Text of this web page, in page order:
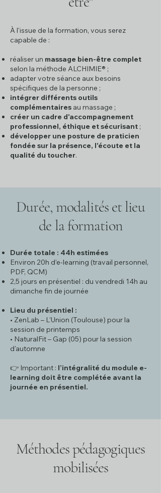
À l'issue de la formation, vous serez
capable de :
réaliser un massage bien-être complet
selon la méthode ALCHIMIE® ;
adapter votre séance aux besoins
spécifiques de la personne ;
intégrer différents outils
complémentaires au massage ;
créer un cadre d'accompagnement
professionnel, éthique et sécurisant ;
développer une posture de praticien
fondée sur la présence, l'écoute et la
qualité du toucher.
Durée, modalités et lieu
de la formation
Durée totale : 44h estimées
Environ 20h d’e-learning (travail personnel,
PDF, QCM)
2,5 jours en présentiel : du vendredi 14h au
dimanche fin de journée
Lieu du présentiel :
• ZenLab – L’Union (Toulouse) pour la
session de printemps
• NaturalFit – Gap (05) pour la session
d'automne
👉 Important : l’intégralité du module e-
learning doit être complétée avant la
journée en présentiel.
Méthodes pédagogiques
mobilisées